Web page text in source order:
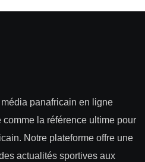
panafricain en ligne
la référence ultime pour
Notre plateforme offre une
actualités sportives aux